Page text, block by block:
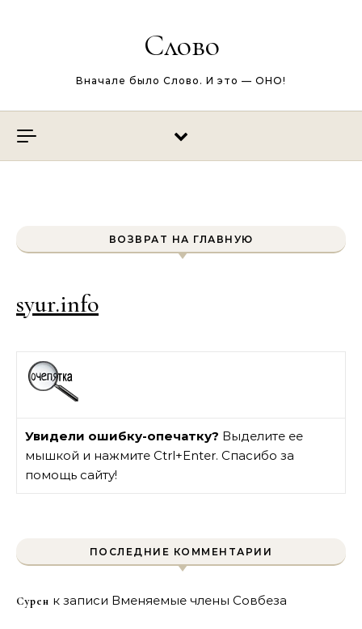
Слово
Вначале было Слово. И это — ОНО!
ВОЗВРАТ НА ГЛАВНУЮ
syur.info
Увидели ошибку-опечатку? Выделите ее
мышкой и нажмите Ctrl+Enter. Спасибо за
помощь сайту!
ПОСЛЕДНИЕ КОММЕНТАРИИ
Сурен к записи Вменяемые члены Совбеза